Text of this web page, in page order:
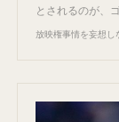
とされるのが、
放映権事情を妄想